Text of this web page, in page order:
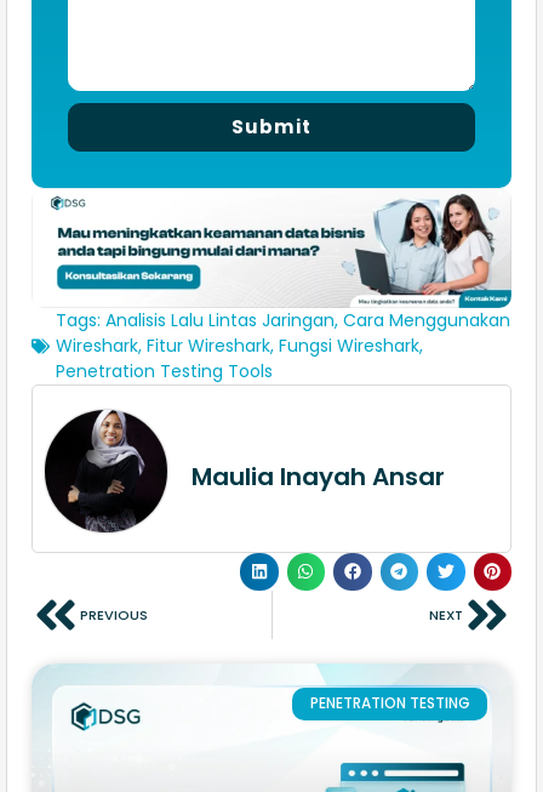
Submit
Tags: Analisis Lalu Lintas Jaringan, Cara Menggunakan
Wireshark, Fitur Wireshark, Fungsi Wireshark,
Penetration Testing Tools
Maulia Inayah Ansar
PREVIOUS NEXT
PENETRATION TESTING